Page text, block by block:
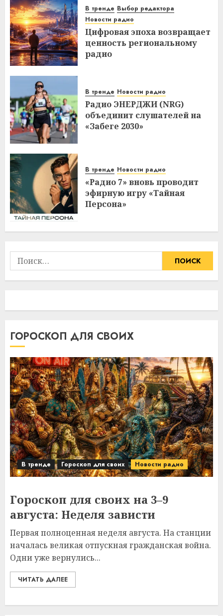
В тренде Выбор редактора
Новости радио
Цифровая эпоха возвращает
ценность региональному
радио
В тренде Новости радио
Радио ЭНЕРДЖИ (NRG)
объединит слушателей на
«Забеге 2030»
В тренде Новости радио
«Радио 7» вновь проводит
эфирную игру «Тайная
Персона»
Найти:
ГОРОСКОП ДЛЯ СВОИХ
В тренде Гороскоп для своих Новости радио
Гороскоп для своих на 3–9
августа: Неделя зависти
Первая полноценная неделя августа. На станции
началась великая отпускная гражданская война.
Одни уже вернулись...
ЧИТАТЬ ДАЛЕЕ